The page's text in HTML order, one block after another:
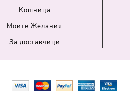
Кошница
Моите Желания
За доставчици